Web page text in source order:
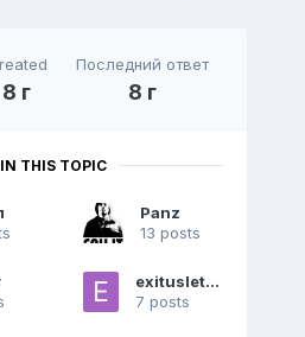
8 г
Последний ответ
8 г
THIS TOPIC
Panz
13 posts
exitusletalis
7 posts